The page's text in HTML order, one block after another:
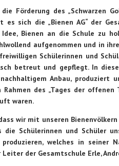
die Förderung des „Schwarzen
es sich die „Bienen AG“ der
Idee, Bienen an die Schule zu
aufgenommen und in
Schülerinnen und
betreut und gepflegt. In
Anbau, produziert
des „Tages der
waren.
wir mit unseren
die Schülerinnen und Schüler
produzieren, welches in seiner
Leiter der Gesamtschule Erle,